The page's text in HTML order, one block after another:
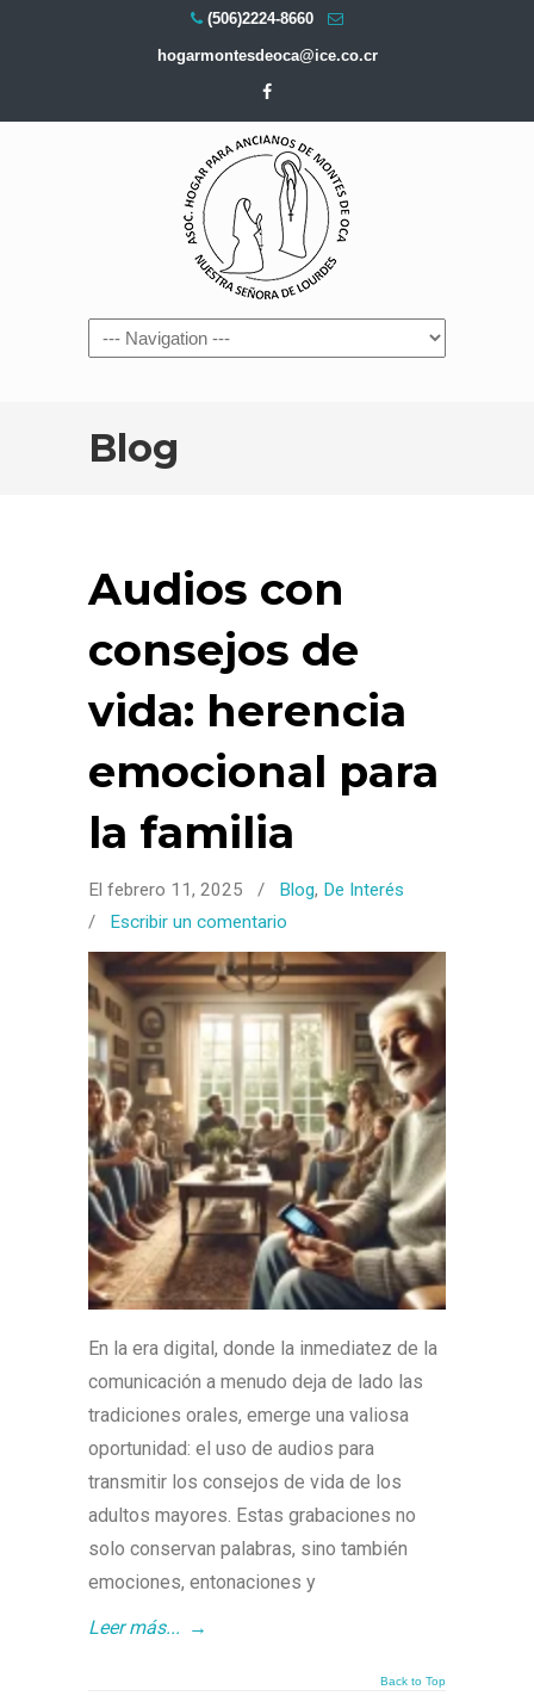
(506)2224-8660
hogarmontesdeoca@ice.co.cr
Navigation
Blog
Audios con
consejos de
vida: herencia
emocional para
la familia
El febrero 11, 2025 / Blog, De Interés
/ Escribir un comentario
En la era digital, donde la inmediatez de la
comunicación a menudo deja de lado las
tradiciones orales, emerge una valiosa
oportunidad: el uso de audios para
transmitir los consejos de vida de los
adultos mayores. Estas grabaciones no
solo conservan palabras, sino también
emociones, entonaciones y
Leer más... →
Back to Top